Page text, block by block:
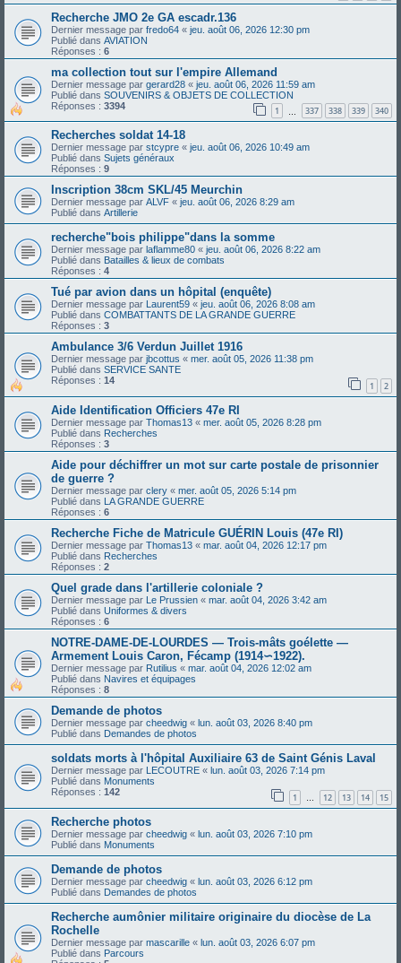
Recherche JMO 2e GA escadr.136
Dernier message par fredo64 « jeu. août 06, 2026 12:30 pm
Publié dans AVIATION
Réponses : 6
ma collection tout sur l'empire Allemand
Dernier message par gerard28 « jeu. août 06, 2026 11:59 am
Publié dans SOUVENIRS & OBJETS DE COLLECTION
Réponses : 3394 1 337 338 339 340
Recherches soldat 14-18
Dernier message par stcypre « jeu. août 06, 2026 10:49 am
Publié dans Sujets généraux
Réponses : 9
Inscription 38cm SKL/45 Meurchin
Dernier message par ALVF « jeu. août 06, 2026 8:29 am
Publié dans Artillerie
recherche"bois philippe"dans la somme
Dernier message par laflamme80 « jeu. août 06, 2026 8:22 am
Publié dans Batailles & lieux de combats
Réponses : 4
Tué par avion dans un hôpital (enquête)
Dernier message par Laurent59 « jeu. août 06, 2026 8:08 am
Publié dans COMBATTANTS DE LA GRANDE GUERRE
Réponses : 3
Ambulance 3/6 Verdun Juillet 1916
Dernier message par jbcottus « mer. août 05, 2026 11:38 pm
Publié dans SERVICE SANTE
Réponses : 14 1 2
Aide Identification Officiers 47e RI
Dernier message par Thomas13 « mer. août 05, 2026 8:28 pm
Publié dans Recherches
Réponses : 3
Aide pour déchiffrer un mot sur carte postale de prisonnier
de guerre ?
Dernier message par clery « mer. août 05, 2026 5:14 pm
Publié dans LA GRANDE GUERRE
Réponses : 6
Recherche Fiche de Matricule GUÉRIN Louis (47e RI)
Dernier message par Thomas13 « mar. août 04, 2026 12:17 pm
Publié dans Recherches
Réponses : 2
Quel grade dans l'artillerie coloniale ?
Dernier message par Le Prussien « mar. août 04, 2026 3:42 am
Publié dans Uniformes & divers
Réponses : 6
NOTRE-DAME-DE-LOURDES — Trois-mâts goélette —
Armement Louis Caron, Fécamp (1914∽1922).
Dernier message par Rutilius « mar. août 04, 2026 12:02 am
Publié dans Navires et équipages
Réponses : 8
Demande de photos
Dernier message par cheedwig « lun. août 03, 2026 8:40 pm
Publié dans Demandes de photos
soldats morts à l'hôpital Auxiliaire 63 de Saint Génis Laval
Dernier message par LECOUTRE « lun. août 03, 2026 7:14 pm
Publié dans Monuments
Réponses : 142 1 … 12 13 14 15
Recherche photos
Dernier message par cheedwig « lun. août 03, 2026 7:10 pm
Publié dans Monuments
Demande de photos
Dernier message par cheedwig « lun. août 03, 2026 6:12 pm
Publié dans Demandes de photos
Recherche aumônier militaire originaire du diocèse de La
Rochelle
Dernier message par mascarille « lun. août 03, 2026 6:07 pm
Publié dans Parcours